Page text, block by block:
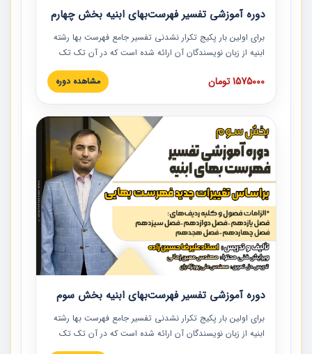
دوره آموزشی تفسیر فهرست‌بهای ابنیه بخش چهارم
برای اولین بار پکیج تکرار نشدنی تفسیر جامع فهرست بها رشته
ابنیه از زبان نویسندگان آن ارائه شده است که در آن تک تک
ردیف ها و مطالب فهرست بها تفسیر و ارائه شده است. این
دوره به صورت کامل تصویری بوده و به همراه تصاویر عملیات
دوره با کلام مهندس علیرضاحسین‌زاده مدیر پروژه مهندسی
مشاور در امر بازنگری فهرست بها رشته ابنیه ارائه شده و به تمام
همکارانی که در حوزه صنعت ساخت در حال فعالیت هستند حتما
توصیه می کنیم از مطالب این دوره استفاده نمایند.
1575000 تومان مشاهده دوره
دوره آموزشی تفسیر فهرست‌بهای ابنیه بخش سوم
برای اولین بار پکیج تکرار نشدنی تفسیر جامع فهرست بها رشته
ابنیه از زبان نویسندگان آن ارائه شده است که در آن تک تک
ردیف ها و مطالب فهرست بها تفسیر و ارائه شده است. این